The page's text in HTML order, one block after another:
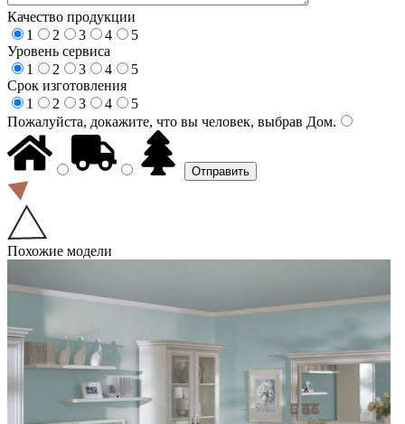
Качество продукции
1
2 3 4
5
Уровень сервиса
1
2 3 4
5
Срок изготовления
1
2 3 4
5
Пожалуйста, докажите, что вы человек, выбрав Дом.
Похожие модели